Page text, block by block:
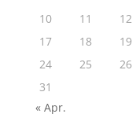
10
11 12
17
18 19
24
25 26
31
« Apr.